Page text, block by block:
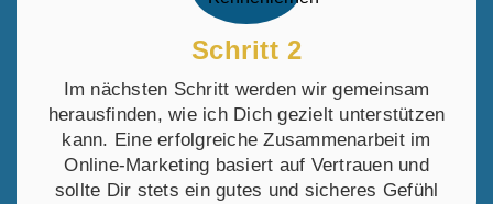
Schritt 2
Im nächsten Schritt werden wir gemeinsam
herausfinden, wie ich Dich gezielt unterstützen
kann. Eine erfolgreiche Zusammenarbeit im
Online-Marketing basiert auf Vertrauen und
sollte Dir stets ein gutes und sicheres Gefühl